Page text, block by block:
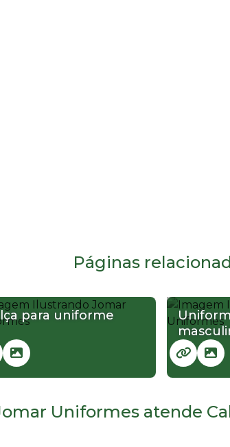
Páginas
para uniforme
Uniformes atende